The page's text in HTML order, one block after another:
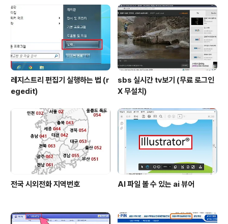
검색 : http://www.1339.or.kr/ ●가까운 당번약국 찾기 :
http://www.pharm114.or.kr/ 안전상비의약품은 편의점
에서도 판매를 하고 있습니다..
레지스트리 편집기 실행하는 법 (r
egedit)
sbs 실시간 tv보기 (무료 로그인
X 무설치)
전국 시외전화 지역번호 AI 파일 볼 수 있는 ai 뷰어